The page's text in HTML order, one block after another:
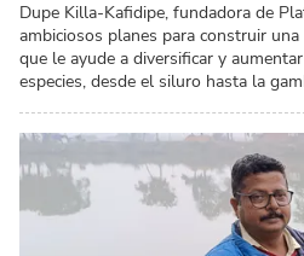
Dupe Killa-Kafidipe, fundadora de
ambiciosos planes para construir
que le ayude a diversificar y
especies, desde el siluro hasta la